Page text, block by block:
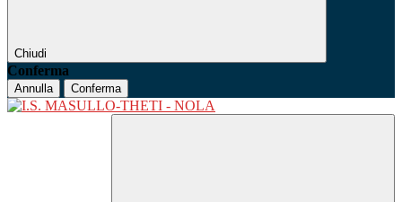
Chiudi
Conferma
Annulla Conferma